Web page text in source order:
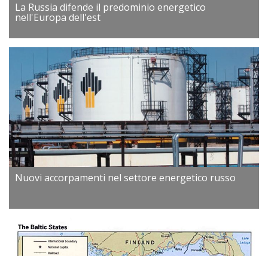
La Russia difende il predominio energetico
nell'Europa dell'est
Nuovi accorpamenti nel settore energetico russo